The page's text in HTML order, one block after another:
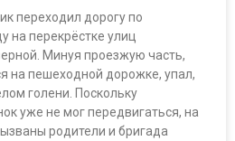
переходил дорогу по
на перекрёстке улиц
Минуя проезжую часть,
на пешеходной дорожке, упал,
голени. Поскольку
уже не мог передвигаться, на
родители и бригада